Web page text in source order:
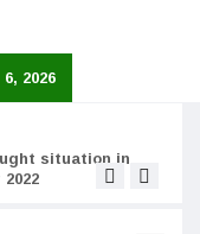
2026
situation in